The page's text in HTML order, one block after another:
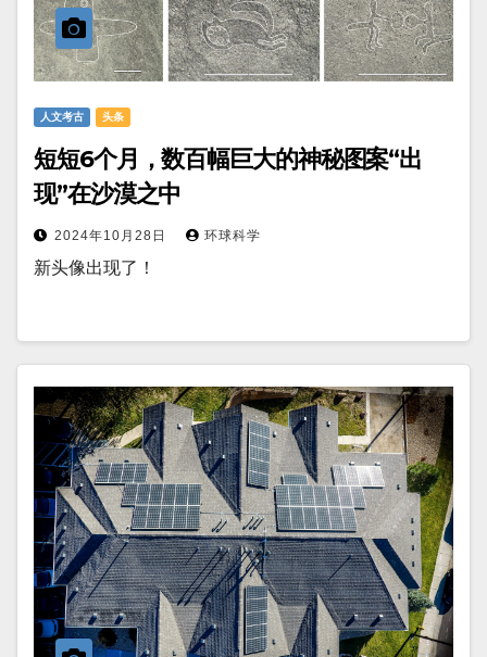
人文考古 头条
短短6个月，数百幅巨大的神秘图案“出
现”在沙漠之中
2024年10月28日 环球科学
新头像出现了！